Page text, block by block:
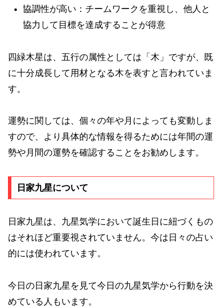
協調性が高い：チームワークを重視し、他人と
協力して目標を達成することが得意
四緑木星は、五行の属性としては「木」ですが、既
に十分成長して用材となる木を表すと言われていま
す。
運勢に関しては、個々の年や月によっても変動しま
すので、より具体的な情報を得るためには年間の運
勢や月間の運勢を確認することをお勧めします。
日家九星について
日家九星は、九星気学において誕生日に紐づくもの
はそれほど重要視されていません。今は日々の占い
的には使われています。
今日の日家九星を見て今日の九星気学から行動を決
めている人もいます。